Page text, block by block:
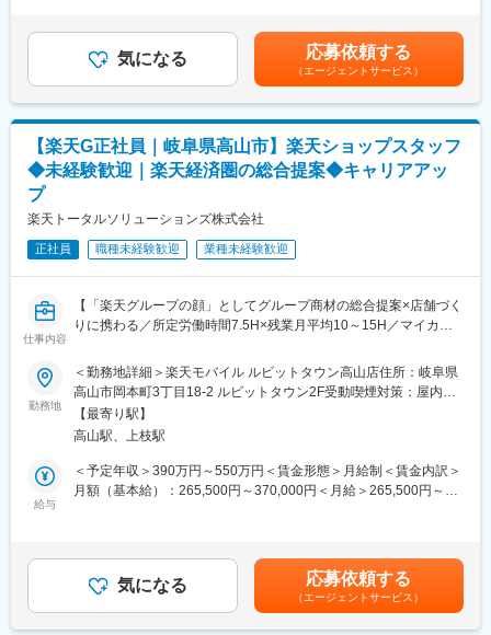
後発キャリアだからこそ柔軟で風通しがよく、改善提案や企画が
店舗運営に活かされやすい文化があります。
スタッフ（R CREW）としてご活躍いただいたのち、約1年で店長
昇格を目指していただきます。その後はスーパーバイザー
（RSV）やマネージャーなど、より広い領域で活躍いただけるキ
ャリアがあります。
■組織構成：
重視し、相談しやすく協力し合える職場環境です。
当社は2023年2月に設立された楽天グループ100％出資の新会社
で、事業運営に必要な企画、立ち上げ、コンサルティング、オペ
ています。
変更の範囲：会社の定める業務
freee）
※最初から一人で任せることはなく、スキルに応じて業務を進めて
■入社後の流れ：
入社後は税務をまず取り組んでいただきますが、個人のスキルや
的に挑戦できるキャリアとしては、経営コンサル、保険や拠出年
■魅力：
「向上心を持って生き生きと働ける」「定年退職までのキャリア
ルートを持って夢を描く事ができる」という目標を実現できま
す。
個人のスキルや適性に合わせて、手を挙げれば挑戦できる環境が
IT導入支援等の挑戦ができます。
◎税理士や公認会計士資格の取得を目指している方は、専門学校
当社を母体とするSMCグループでは業界屈指の経営計画をはじ
め、相続事業承継・経理改善・IT・マナー等、創業間もない企業
から益々成長が見込まれる企業・熟成した企業まで、多様なニー
額であり、選考を通じて上下する可能性があります。月給(月額)は
固定手当を含めた表記です。
気になる 応募依頼する
（エージェントサービス）
【楽天G正社員｜岐阜県高山市】楽天ショップスタッフ
◆未経験歓迎｜楽天経済圏の総合提案◆キャリアアッ
プ
楽天トータルソリューションズ株式会社
正社員 職種未経験歓迎 業種未経験歓迎
仕事内容
【「楽天グループの顔」としてグループ商材の総合提案×店舗づく
りに携わる／所定労働時間7.5H×残業月平均10～15H／マイカー
楽天モバイルショップに来店されるお客様へ、楽天経済圏の幅広
いサービスを総合的にご提案します。
単なる携帯販売ではなく、楽天グループ唯一の対面チャネルとし
て、お客様の生活をより豊かにするトータルサポートを行うポジ
ションです。
■具体的には：
案内
・スマホの初期設定・データ移行サポート
勤務地
＜勤務地詳細＞楽天モバイル ルビットタウン高山店住所：岐阜県
高山市岡本町3丁目18-2 ルビットタウン2F受動喫煙対策：屋内全
面禁煙変更の範囲：会社の定める事業所
【最寄り駅】
高山駅、上枝駅
給与
＜予定年収＞390万円～550万円＜賃金形態＞月給制＜賃金内訳＞
月額（基本給）：265,500円～370,000円＜月給＞265,500円～
気になる 応募依頼する
（エージェントサービス）